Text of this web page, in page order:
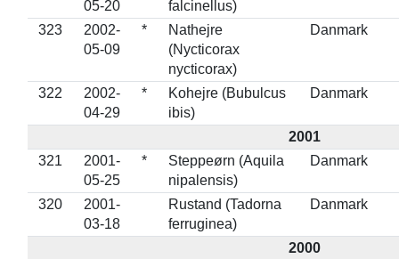
05-20
falcinellus)
323
2002-
05-09
*
Nathejre
(Nycticorax
nycticorax)
Danmark
322
2002-
04-29
*
Kohejre (Bubulcus
ibis)
Danmark
2001
321
2001-
05-25
*
Steppeørn (Aquila
nipalensis)
Danmark
320
2001-
03-18
Rustand (Tadorna
ferruginea)
Danmark
2000